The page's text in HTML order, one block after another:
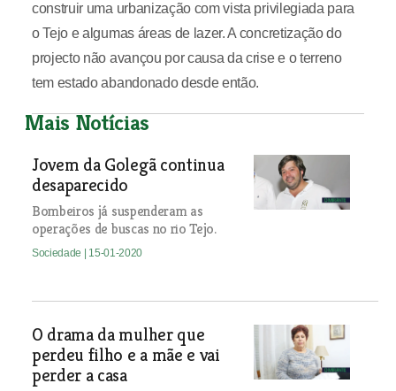
construir uma urbanização com vista privilegiada para
o Tejo e algumas áreas de lazer. A concretização do
projecto não avançou por causa da crise e o terreno
tem estado abandonado desde então.
Mais Notícias
Jovem da Golegã continua
desaparecido
Bombeiros já suspenderam as
operações de buscas no rio Tejo.
Sociedade | 15-01-2020
O drama da mulher que
perdeu filho e a mãe e vai
perder a casa